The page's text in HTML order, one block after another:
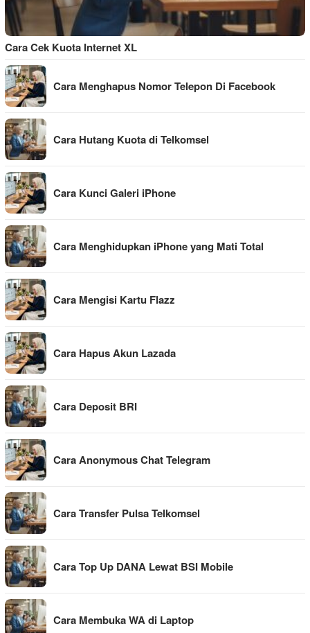
Cara Cek Kuota Internet XL
Cara Menghapus Nomor Telepon Di Facebook
Cara Hutang Kuota di Telkomsel
Cara Kunci Galeri iPhone
Cara Menghidupkan iPhone yang Mati Total
Cara Mengisi Kartu Flazz
Cara Hapus Akun Lazada
Cara Deposit BRI
Cara Anonymous Chat Telegram
Cara Transfer Pulsa Telkomsel
Cara Top Up DANA Lewat BSI Mobile
Cara Membuka WA di Laptop